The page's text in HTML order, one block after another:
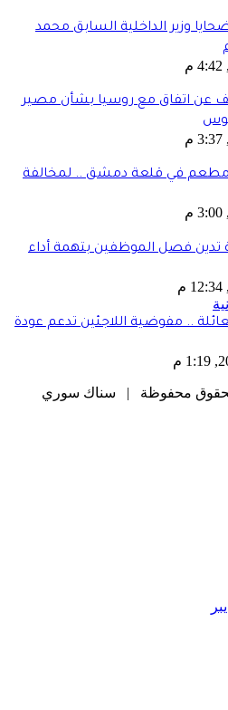
ضحايا وزير الداخلية السابق محمد
عن اتفاق مع روسيا بشأن مصير
مطعم في قلعة دمشق .. لمخالفة
تدين فصل الموظفين بتهمة أداء
للفرد و300 للعائلة .. مفوضية اللاجئين تدعم عودة